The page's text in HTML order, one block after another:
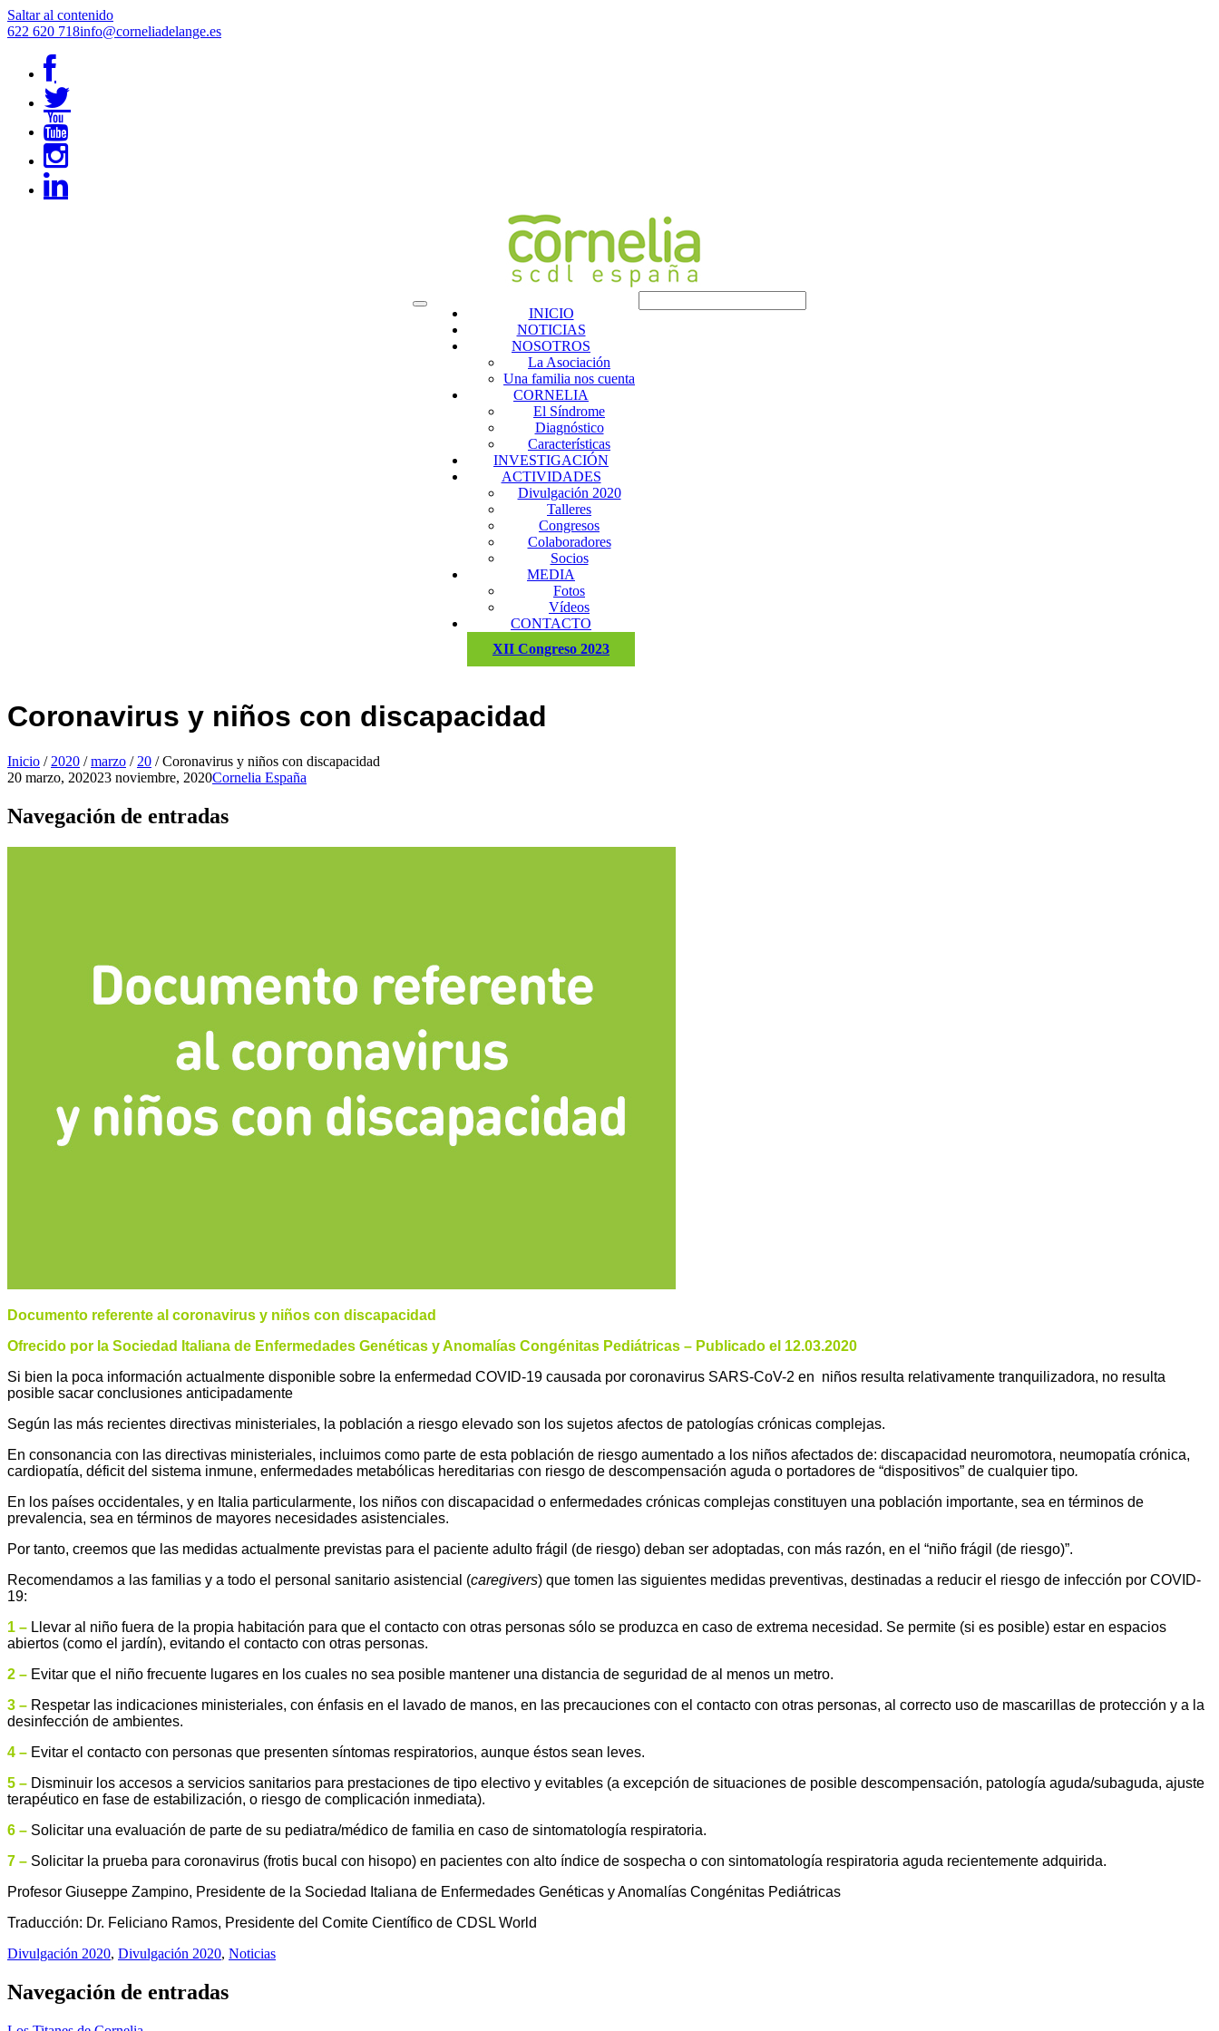
Saltar al contenido
622 620 718info@corneliadelange.es
INICIO
NOTICIAS
NOSOTROS
La Asociación
Una familia nos cuenta
CORNELIA
El Síndrome
Diagnóstico
Características
INVESTIGACIÓN
ACTIVIDADES
Divulgación 2020
Talleres
Congresos
Colaboradores
Socios
MEDIA
Fotos
Vídeos
CONTACTO
XII Congreso 2023
Coronavirus y niños con discapacidad
Inicio / 2020 / marzo / 20 / Coronavirus y niños con discapacidad
20 marzo, 202023 noviembre, 2020Cornelia España
Navegación de entradas
Documento referente al coronavirus y niños con discapacidad
Ofrecido por la Sociedad Italiana de Enfermedades Genéticas y Anomalías Congénitas Pediátricas – Publicado el 12.03.2020
Si bien la poca información actualmente disponible sobre la enfermedad COVID-19 causada por coronavirus SARS-CoV-2 en niños resulta relativamente tranquilizadora, no resulta
posible sacar conclusiones anticipadamente
Según las más recientes directivas ministeriales, la población a riesgo elevado son los sujetos afectos de patologías crónicas complejas.
En consonancia con las directivas ministeriales, incluimos como parte de esta población de riesgo aumentado a los niños afectados de: discapacidad neuromotora, neumopatía crónica,
cardiopatía, déficit del sistema inmune, enfermedades metabólicas hereditarias con riesgo de descompensación aguda o portadores de “dispositivos” de cualquier tipo.
En los países occidentales, y en Italia particularmente, los niños con discapacidad o enfermedades crónicas complejas constituyen una población importante, sea en términos de
prevalencia, sea en términos de mayores necesidades asistenciales.
Por tanto, creemos que las medidas actualmente previstas para el paciente adulto frágil (de riesgo) deban ser adoptadas, con más razón, en el “niño frágil (de riesgo)”.
Recomendamos a las familias y a todo el personal sanitario asistencial (caregivers) que tomen las siguientes medidas preventivas, destinadas a reducir el riesgo de infección por COVID-
19:
1 – Llevar al niño fuera de la propia habitación para que el contacto con otras personas sólo se produzca en caso de extrema necesidad. Se permite (si es posible) estar en espacios
abiertos (como el jardín), evitando el contacto con otras personas.
2 – Evitar que el niño frecuente lugares en los cuales no sea posible mantener una distancia de seguridad de al menos un metro.
3 – Respetar las indicaciones ministeriales, con énfasis en el lavado de manos, en las precauciones con el contacto con otras personas, al correcto uso de mascarillas de protección y a la
desinfección de ambientes.
4 – Evitar el contacto con personas que presenten síntomas respiratorios, aunque éstos sean leves.
5 – Disminuir los accesos a servicios sanitarios para prestaciones de tipo electivo y evitables (a excepción de situaciones de posible descompensación, patología aguda/subaguda, ajuste
terapéutico en fase de estabilización, o riesgo de complicación inmediata).
6 – Solicitar una evaluación de parte de su pediatra/médico de familia en caso de sintomatología respiratoria.
7 – Solicitar la prueba para coronavirus (frotis bucal con hisopo) en pacientes con alto índice de sospecha o con sintomatología respiratoria aguda recientemente adquirida.
Profesor Giuseppe Zampino, Presidente de la Sociedad Italiana de Enfermedades Genéticas y Anomalías Congénitas Pediátricas
Traducción: Dr. Feliciano Ramos, Presidente del Comite Científico de CDSL World
Divulgación 2020, Divulgación 2020, Noticias
Navegación de entradas